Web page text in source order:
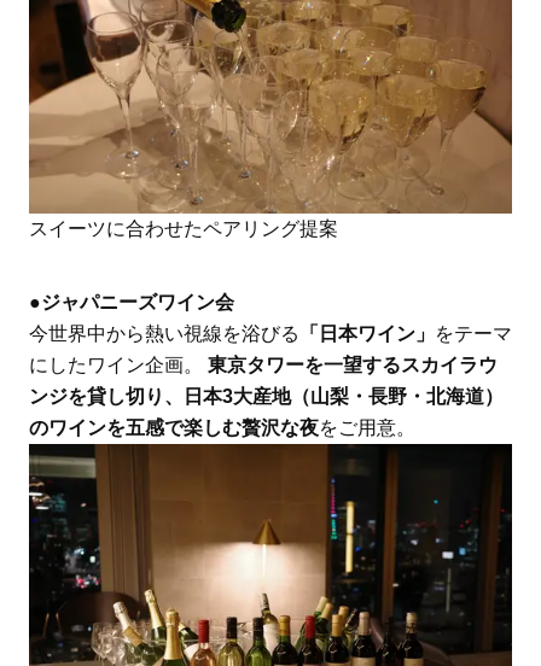
スイーツに合わせたペアリング提案
●ジャパニーズワイン会
今世界中から熱い視線を浴びる
「日本ワイン」 をテーマ
にしたワイン企画。
東京タワーを一望するスカイラウ
ンジを貸し切り、日本3大産地（山梨・長野・北海道）
のワインを五感で楽しむ贅沢な夜をご用意。